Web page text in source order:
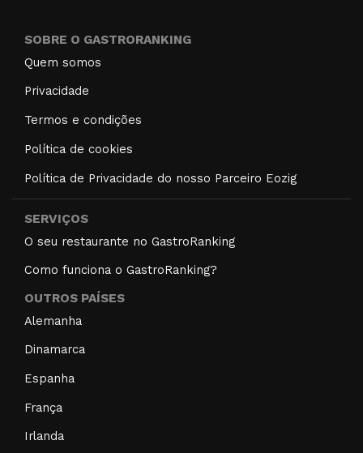
SOBRE O GASTRORANKING
Quem somos
Privacidade
Termos e condições
Política de cookies
Política de Privacidade do nosso Parceiro Eozig
SERVIÇOS
O seu restaurante no GastroRanking
Como funciona o GastroRanking?
OUTROS PAÍSES
Alemanha
Dinamarca
Espanha
França
Irlanda